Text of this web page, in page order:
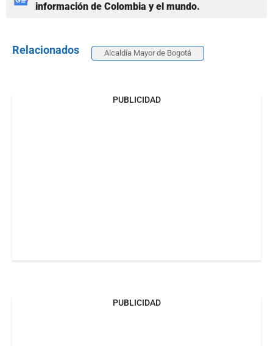
información de Colombia y el mundo.
Relacionados Alcaldía Mayor de Bogotá
PUBLICIDAD
PUBLICIDAD